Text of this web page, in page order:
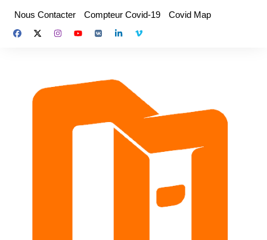
contenu
Nous Contacter Compteur Covid-19 Covid Map